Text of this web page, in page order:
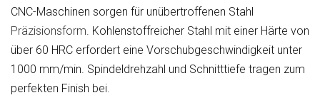
CNC-Maschinen sorgen für unübertroffenen Stahl
Präzisionsform. Kohlenstoffreicher Stahl mit einer Härte von
über 60 HRC erfordert eine Vorschubgeschwindigkeit unter
1000 mm/min. Spindeldrehzahl und Schnitttiefe tragen zum
perfekten Finish bei.